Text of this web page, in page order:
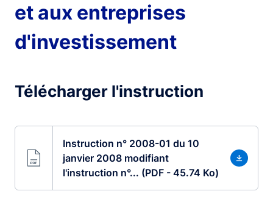
et aux entreprises
d'investissement
Télécharger l'instruction
Instruction n° 2008-01 du 10
janvier 2008 modifiant
l'instruction n°... (PDF - 45.74 Ko)